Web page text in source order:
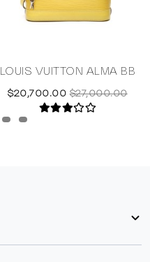
LOUIS VUITTON ALMA BB
$20,700.00 $27,000.00